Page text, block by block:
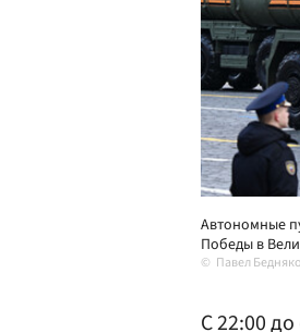
Автономные
Победы в
Павел
С 22:00